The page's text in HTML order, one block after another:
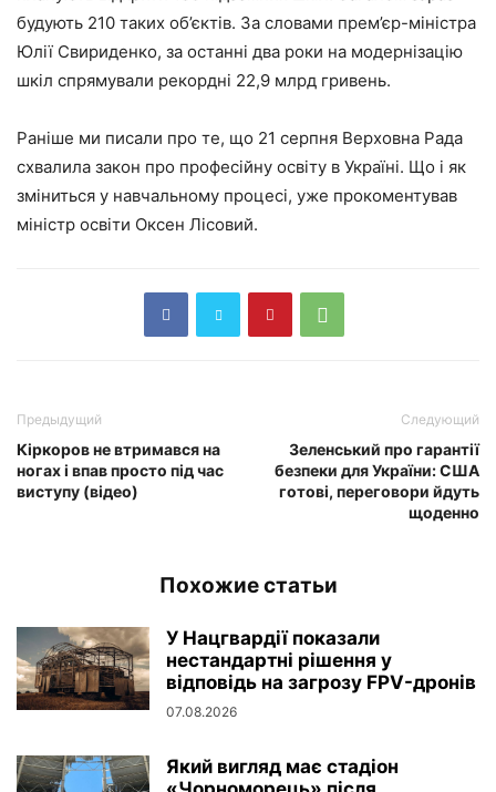
будують 210 таких об’єктів. За словами прем’єр-міністра
Юлії Свириденко, за останні два роки на модернізацію
шкіл спрямували рекордні 22,9 млрд гривень.
Раніше ми писали про те, що 21 серпня Верховна Рада
схвалила закон про професійну освіту в Україні. Що і як
зміниться у навчальному процесі, уже прокоментував
міністр освіти Оксен Лісовий.
Предыдущий
Кіркоров не втримався на
ногах і впав просто під час
виступу (відео)
Следующий
Зеленський про гарантії
безпеки для України: США
готові, переговори йдуть
щоденно
Похожие статьи
У Нацгвардії показали
нестандартні рішення у
відповідь на загрозу FPV-дронів
07.08.2026
Який вигляд має стадіон